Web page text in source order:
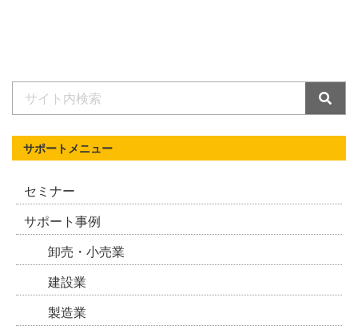
サポートメニュー
セミナー
サポート事例
卸売・小売業
建設業
製造業